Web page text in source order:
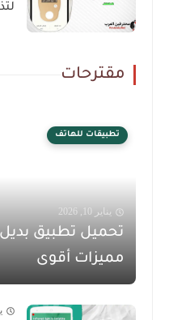
مقترحات
تطبيقات للهاتف
يناير 10, 2026
تحميل تطبيق
مميزات أقوى